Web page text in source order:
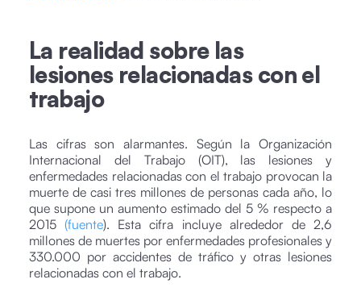
La realidad sobre las
lesiones relacionadas con el
trabajo
Las cifras son alarmantes. Según la Organización
Internacional del Trabajo (OIT), las lesiones y
enfermedades relacionadas con el trabajo provocan la
muerte de casi tres millones de personas cada año, lo
que supone un aumento estimado del 5 % respecto a
2015(fuente). Esta cifra incluye alrededor de 2,6
millones de muertes por enfermedades profesionales y
330.000 por accidentes de tráfico y otras lesiones
relacionadas con el trabajo.